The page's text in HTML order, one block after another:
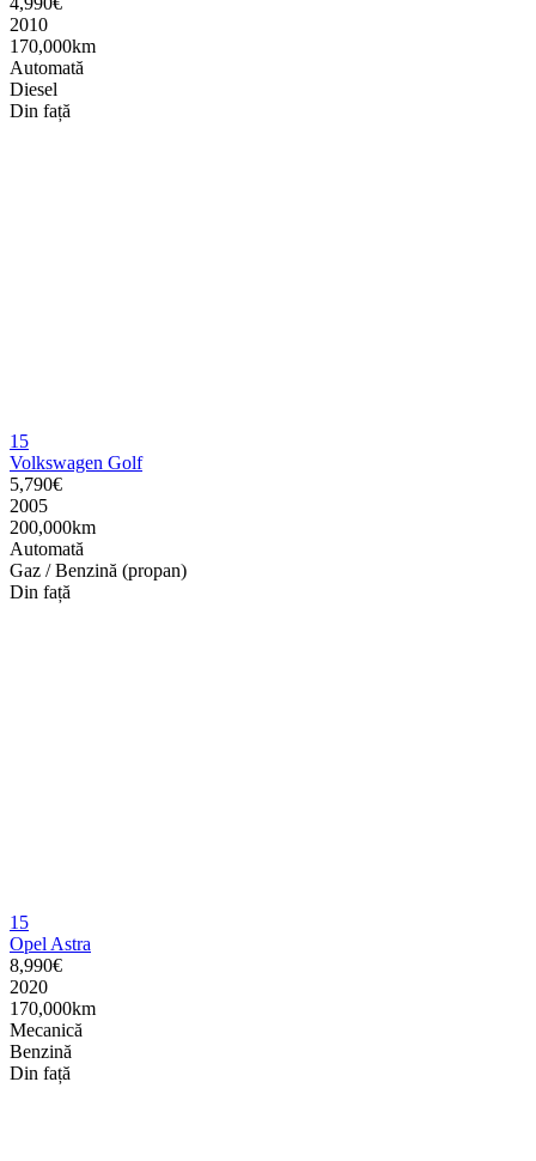
2010
170,000km
Automată
Diesel
Din față
15
Volkswagen Golf
5,790€
2005
200,000km
Automată
Gaz / Benzină (propan)
Din față
15
Opel Astra
8,990€
2020
170,000km
Mecanică
Benzină
Din față